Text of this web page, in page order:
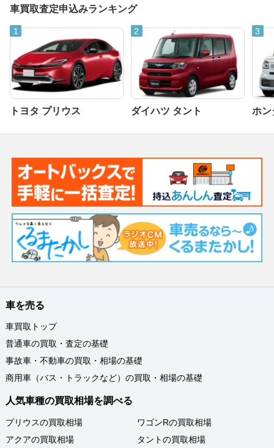
車買取査定申込みランキング
トヨタ プリウス ダイハツ タント ホン
車を売る
車買取トップ
普通車の買取・査定の基礎
事故車・不動車の買取・相場の基礎
商用車（バス・トラックなど）の買取・相場の基礎
人気車種の買取相場を調べる
プリウスの買取相場
アクアの買取相場
ワゴンRの買取相場
タントの買取相場